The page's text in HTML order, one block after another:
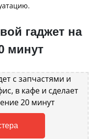
гаджет на
минут
с запчастями и
в кафе и сделает
20 минут